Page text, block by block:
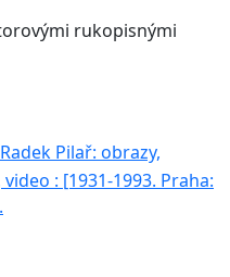
rukopisnými
Pilař: obrazy,
: [1931-1993. Praha: